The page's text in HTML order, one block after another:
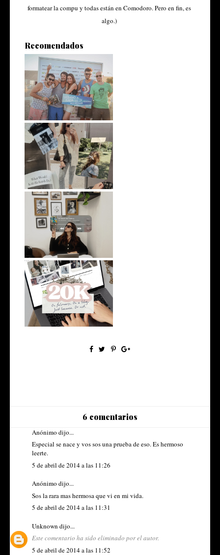
formatear la compu y todas están en Comodoro. Pero en fin, es
algo.)
Recomendados
Falsa Cubana: Felices 10 años
de Ca...
On remaining interesting
What I would tell my twenty-
five-ye...
More than 20k
6 comentarios
Anónimo dijo...
Especial se nace y vos sos una prueba de eso. Es hermoso
leerte.
5 de abril de 2014 a las 11:26
Anónimo dijo...
Sos la rara mas hermosa que vi en mi vida.
5 de abril de 2014 a las 11:31
Unknown dijo...
Este comentario ha sido eliminado por el autor.
5 de abril de 2014 a las 11:52